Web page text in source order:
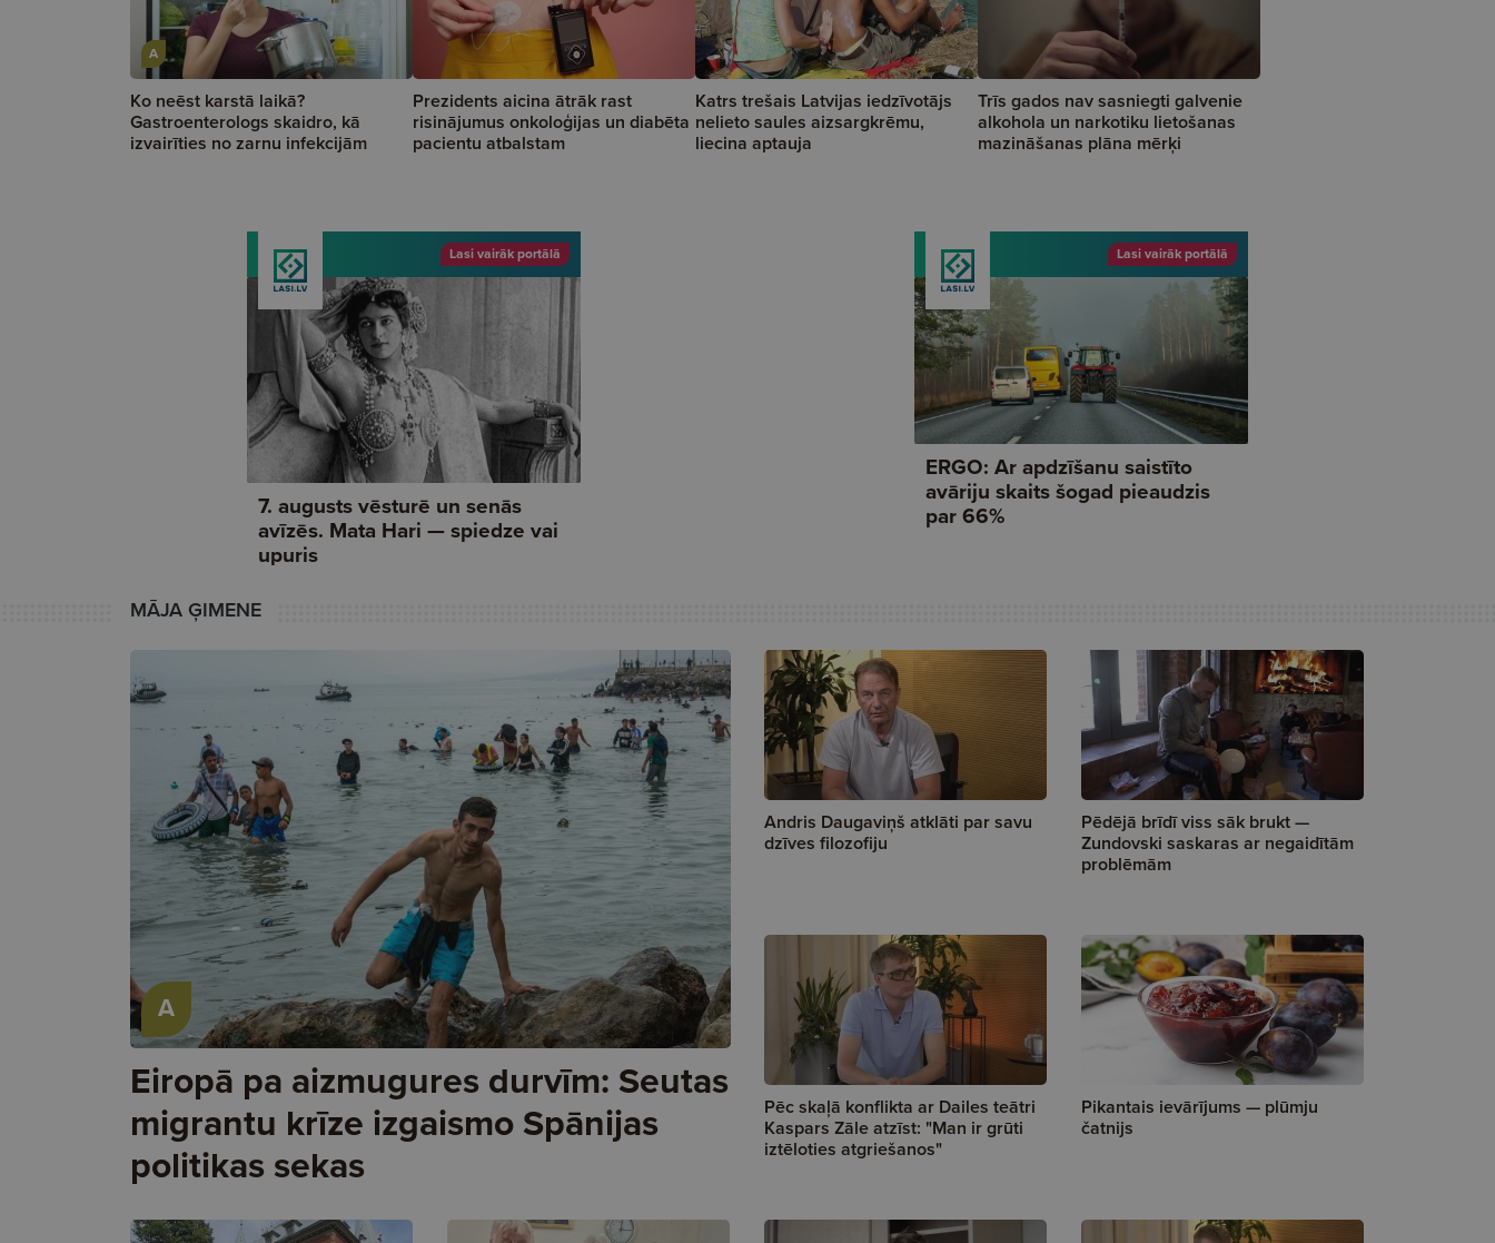
A
Ko neēst karstā laikā?
Gastroenterologs skaidro, kā
izvairīties no zarnu infekcijām
Prezidents aicina ātrāk rast
risinājumus onkoloģijas un diabēta
pacientu atbalstam
Katrs trešais Latvijas iedzīvotājs
nelieto saules aizsargkrēmu,
liecina aptauja
Trīs gados nav sasniegti galvenie
alkohola un narkotiku lietošanas
mazināšanas plāna mērķi
MĀJA ĢIMENE
A
Eiropā pa aizmugures durvīm: Seutas
migrantu krīze izgaismo Spānijas
politikas sekas
Andris Daugaviņš atklāti par savu
dzīves filozofiju
Pēdējā brīdī viss sāk brukt —
Zundovski saskaras ar negaidītām
problēmām
Pēc skaļā konflikta ar Dailes teātri
Kaspars Zāle atzīst: "Man ir grūti
iztēloties atgriešanos"
Pikantais ievārījums — plūmju
čatnijs